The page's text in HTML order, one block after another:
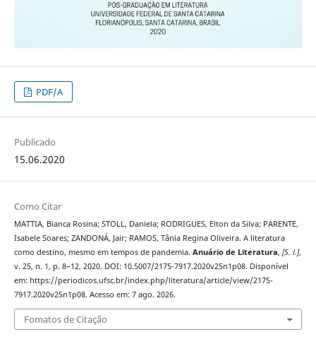
PDF/A
Publicado
15.06.2020
Como Citar
MATTIA, Bianca Rosina; STOLL, Daniela; RODRIGUES, Elton da Silva; PARENTE,
Isabele Soares; ZANDONÁ, Jair; RAMOS, Tânia Regina Oliveira. A literatura
como destino, mesmo em tempos de pandemia. Anuário de Literatura, [S. l.],
v. 25, n. 1, p. 8–12, 2020. DOI: 10.5007/2175-7917.2020v25n1p08. Disponível
em: https://periodicos.ufsc.br/index.php/literatura/article/view/2175-
7917.2020v25n1p08. Acesso em: 7 ago. 2026.
Fomatos de Citação